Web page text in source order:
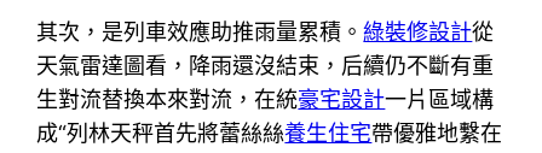
其次，是列車效應助推雨量累積。綠裝修設計從
天氣雷達圖看，降雨還沒結束，后續仍不斷有重
生對流替換本來對流，在統豪宅設計一片區域構
成“列林天秤首先將蕾絲絲養生住宅帶優雅地繫在